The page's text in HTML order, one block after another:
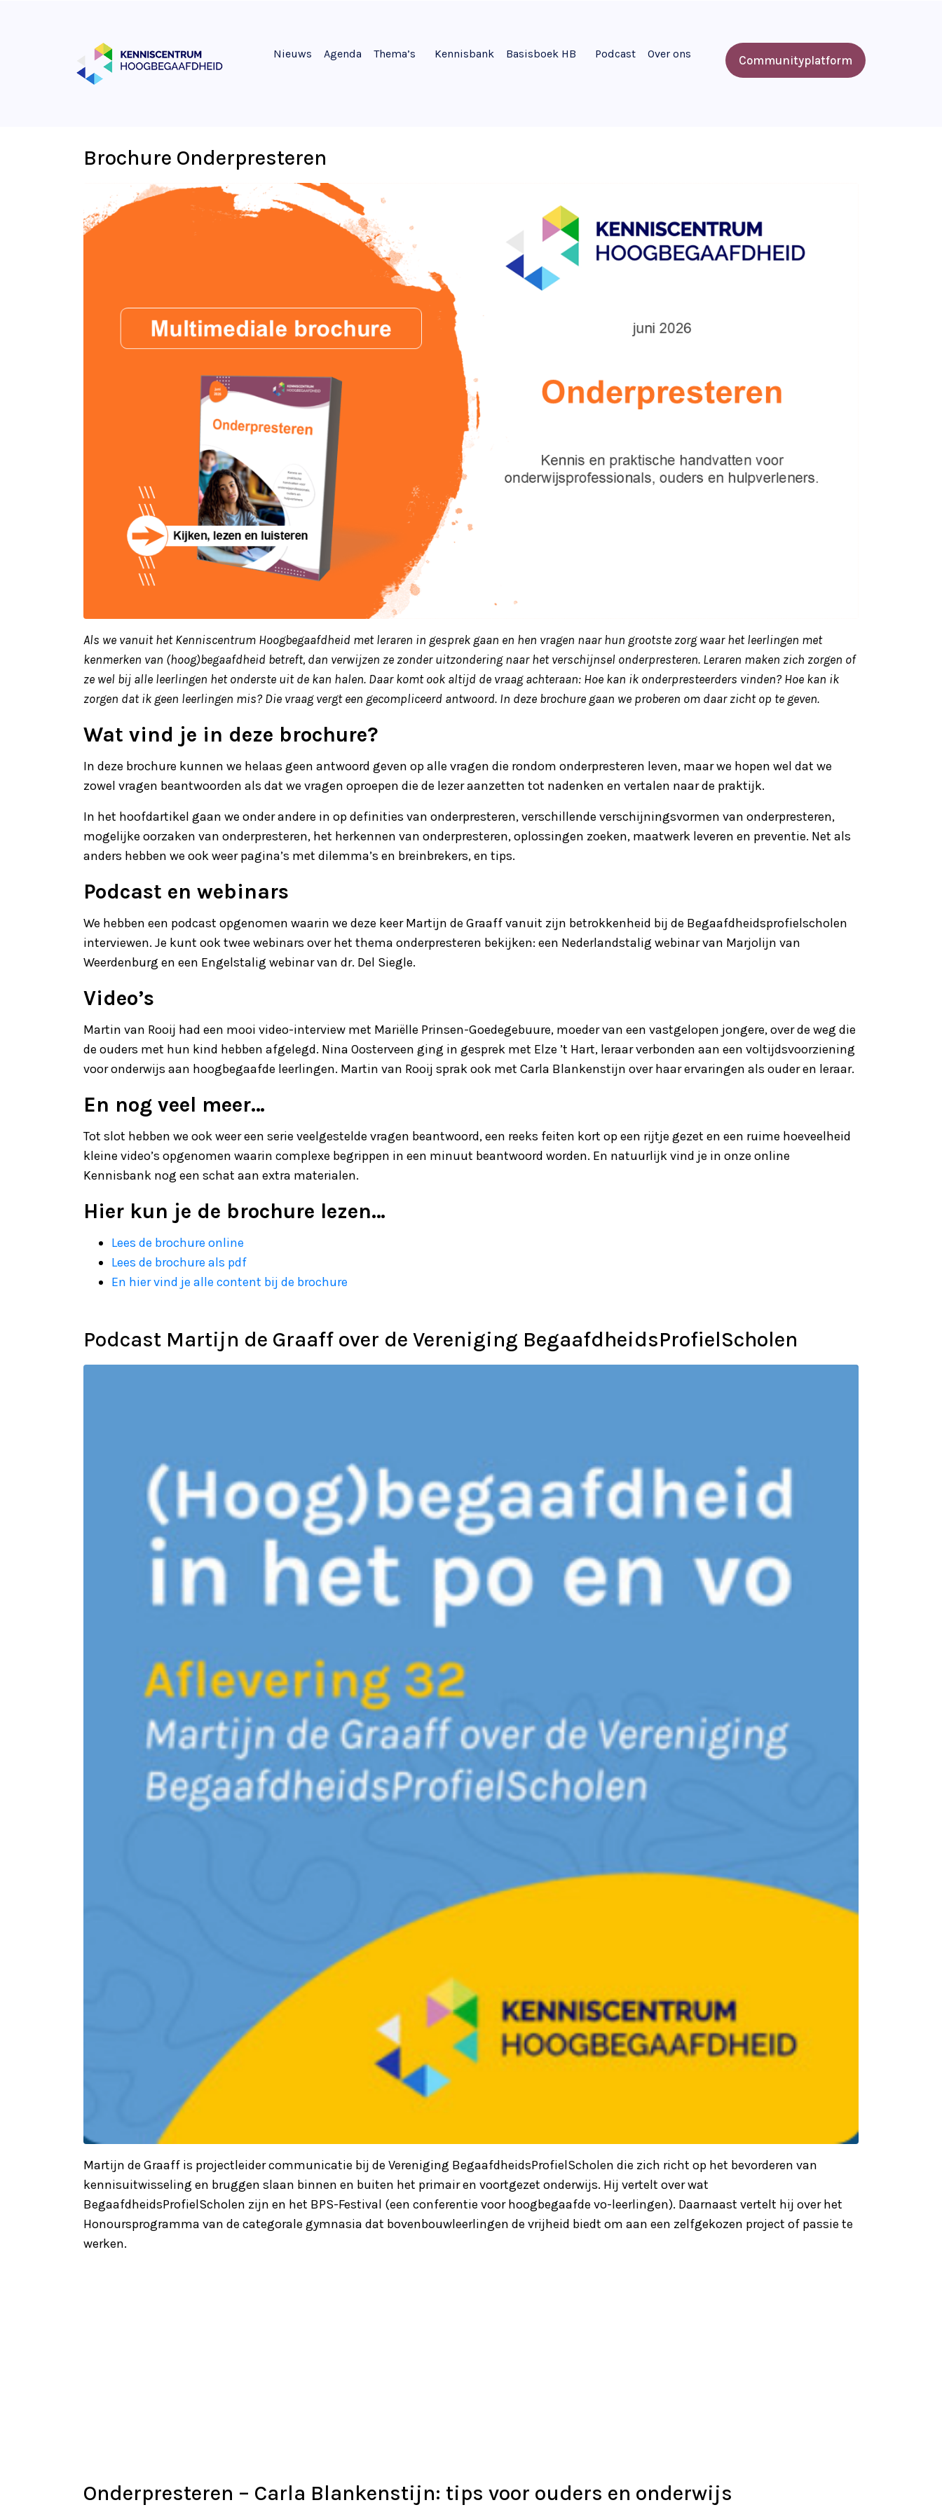
Nieuws Agenda Thema’s Kennisbank Basisboek HB Podcast Over ons Communityplatform
Brochure Onderpresteren
Als we vanuit het Kenniscentrum Hoogbegaafdheid met leraren in gesprek gaan en hen vragen naar hun grootste zorg waar het leerlingen met
kenmerken van (hoog)begaafdheid betreft, dan verwijzen ze zonder uitzondering naar het verschijnsel onderpresteren. Leraren maken zich zorgen of
ze wel bij alle leerlingen het onderste uit de kan halen. Daar komt ook altijd de vraag achteraan: Hoe kan ik onderpresteerders vinden? Hoe kan ik
zorgen dat ik geen leerlingen mis? Die vraag vergt een gecompliceerd antwoord. In deze brochure gaan we proberen om daar zicht op te geven.
Wat vind je in deze brochure?
In deze brochure kunnen we helaas geen antwoord geven op alle vragen die rondom onderpresteren leven, maar we hopen wel dat we
zowel vragen beantwoorden als dat we vragen oproepen die de lezer aanzetten tot nadenken en vertalen naar de praktijk.
In het hoofdartikel gaan we onder andere in op definities van onderpresteren, verschillende verschijningsvormen van onderpresteren,
mogelijke oorzaken van onderpresteren, het herkennen van onderpresteren, oplossingen zoeken, maatwerk leveren en preventie. Net als
anders hebben we ook weer pagina’s met dilemma’s en breinbrekers, en tips.
Podcast en webinars
We hebben een podcast opgenomen waarin we deze keer Martijn de Graaff vanuit zijn betrokkenheid bij de Begaafdheidsprofielscholen
interviewen. Je kunt ook twee webinars over het thema onderpresteren bekijken: een Nederlandstalig webinar van Marjolijn van
Weerdenburg en een Engelstalig webinar van dr. Del Siegle.
Video’s
Martin van Rooij had een mooi video-interview met Mariëlle Prinsen-Goedegebuure, moeder van een vastgelopen jongere, over de weg die
de ouders met hun kind hebben afgelegd. Nina Oosterveen ging in gesprek met Elze ’t Hart, leraar verbonden aan een voltijdsvoorziening
voor onderwijs aan hoogbegaafde leerlingen. Martin van Rooij sprak ook met Carla Blankenstijn over haar ervaringen als ouder en leraar.
En nog veel meer…
Tot slot hebben we ook weer een serie veelgestelde vragen beantwoord, een reeks feiten kort op een rijtje gezet en een ruime hoeveelheid
kleine video’s opgenomen waarin complexe begrippen in een minuut beantwoord worden. En natuurlijk vind je in onze online
Kennisbank nog een schat aan extra materialen.
Hier kun je de brochure lezen…
Lees de brochure online
Lees de brochure als pdf
En hier vind je alle content bij de brochure
Podcast Martijn de Graaff over de Vereniging BegaafdheidsProfielScholen
Martijn de Graaff is projectleider communicatie bij de Vereniging BegaafdheidsProfielScholen die zich richt op het bevorderen van
kennisuitwisseling en bruggen slaan binnen en buiten het primair en voortgezet onderwijs. Hij vertelt over wat
BegaafdheidsProfielScholen zijn en het BPS-Festival (een conferentie voor hoogbegaafde vo-leerlingen). Daarnaast vertelt hij over het
Honoursprogramma van de categorale gymnasia dat bovenbouwleerlingen de vrijheid biedt om aan een zelfgekozen project of passie te
werken.
Onderpresteren – Carla Blankenstijn: tips voor ouders en onderwijs